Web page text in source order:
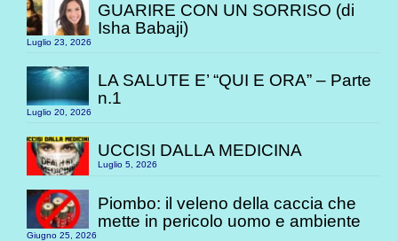
GUARIRE CON UN SORRISO (di
Isha Babaji)
Luglio 23, 2026
LA SALUTE E’ “QUI E ORA” – Parte
n.1
Luglio 20, 2026
UCCISI DALLA MEDICINA
Luglio 5, 2026
Piombo: il veleno della caccia che
mette in pericolo uomo e ambiente
Giugno 25, 2026